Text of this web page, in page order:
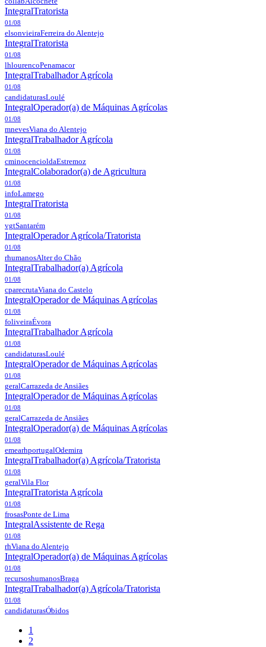
IntegralTratorista
01/08
elsonvieiraFerreira do Alentejo
IntegralTratorista
01/08
lhlourencoPenamacor
IntegralTrabalhador Agrícola
01/08
candidaturasLoulé
IntegralOperador(a) de Máquinas Agrícolas
01/08
mnevesViana do Alentejo
IntegralTrabalhador Agrícola
01/08
cminocencioldaEstremoz
IntegralColaborador(a) de Agricultura
01/08
infoLamego
IntegralTratorista
01/08
vgtSantarém
IntegralOperador Agrícola/Tratorista
01/08
rhumanosAlter do Chão
IntegralTrabalhador(a) Agrícola
01/08
cparecrutaViana do Castelo
IntegralOperador de Máquinas Agrícolas
01/08
foliveiraÉvora
IntegralTrabalhador Agrícola
01/08
candidaturasLoulé
IntegralOperador de Máquinas Agrícolas
01/08
geralCarrazeda de Ansiães
IntegralOperador de Máquinas Agrícolas
01/08
geralCarrazeda de Ansiães
IntegralOperador(a) de Máquinas Agrícolas
01/08
emearhportugalOdemira
IntegralTrabalhador(a) Agrícola/Tratorista
01/08
geralVila Flor
IntegralTratorista Agrícola
01/08
frosasPonte de Lima
IntegralAssistente de Rega
01/08
rhViana do Alentejo
IntegralOperador(a) de Máquinas Agrícolas
01/08
recursoshumanosBraga
IntegralTrabalhador(a) Agrícola/Tratorista
01/08
candidaturasÓbidos
1
2